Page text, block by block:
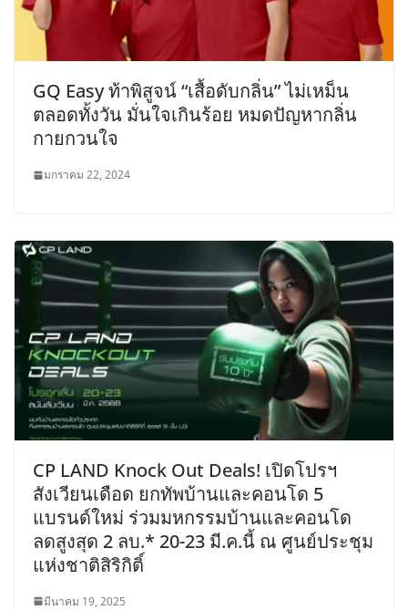
GQ Easy ท้าพิสูจน์ “เสื้อดับกลิ่น” ไม่เหม็น
ตลอดทั้งวัน มั่นใจเกินร้อย หมดปัญหากลิ่น
กายกวนใจ
มกราคม 22, 2024
CP LAND Knock Out Deals! เปิดโปรฯ
สังเวียนเดือด ยกทัพบ้านและคอนโด 5
แบรนด์ใหม่ ร่วมมหกรรมบ้านและคอนโด
ลดสูงสุด 2 ลบ.* 20-23 มี.ค.นี้ ณ ศูนย์ประชุม
แห่งชาติสิริกิติ์
มีนาคม 19, 2025